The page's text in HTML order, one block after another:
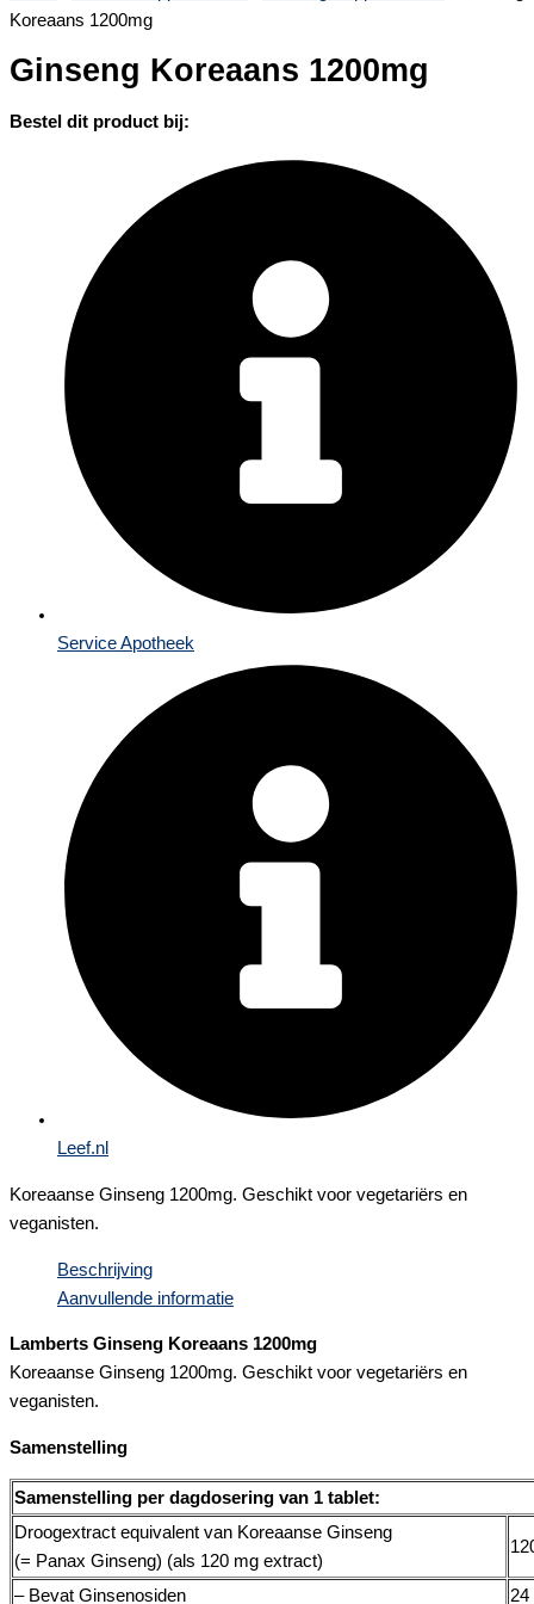
Koreaans 1200mg
Ginseng Koreaans 1200mg
Bestel dit product bij:
Service Apotheek
Leef.nl
Koreaanse Ginseng 1200mg. Geschikt voor vegetariërs en
veganisten.
Beschrijving
Aanvullende informatie
Lamberts Ginseng Koreaans 1200mg
Koreaanse Ginseng 1200mg. Geschikt voor vegetariërs en
veganisten.
Samenstelling
Samenstelling per dagdosering van 1 tablet:
Droogextract equivalent van Koreaanse Ginseng
(= Panax Ginseng) (als 120 mg extract)
– Bevat Ginsenosiden 24